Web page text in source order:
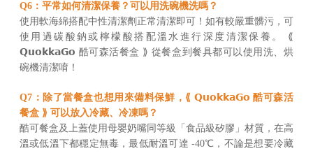
Q6：平常如何清潔保養？可以用洗碗機洗嗎？
使用軟海綿搭配中性清潔劑正常清潔即可！如有較嚴重髒污，可
使用過碳酸鈉或檸檬酸搭配溫水進行深度清潔保養。 ⟪
𝗤𝘂𝗼𝗸𝗸𝗮𝗚𝗼 酷可森活餐盒 ⟫ 從餐盒到餐具都可以使用洗、烘
碗機清潔唷！
Q7：除了當餐盒也想用來備料保鮮，⟪ 𝗤𝘂𝗼𝗸𝗸𝗮𝗚𝗼 酷可森活
餐盒 ⟫ 可以放入冷藏、冷凍嗎？
酷可餐盒及上蓋使用母嬰奶嘴同等級「食品級矽膠」材質，在高
溫或低溫下都穩定無毒，最低耐溫可達 -40℃，不論是想要冷藏